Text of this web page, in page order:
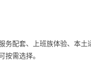
务配套、上班族体验、本
按需选择。